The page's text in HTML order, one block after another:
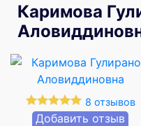
Каримова
8 отзывов
Добавить отзыв